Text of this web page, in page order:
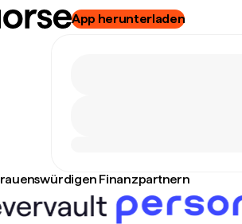
App herunterladen
Finanzpartnern